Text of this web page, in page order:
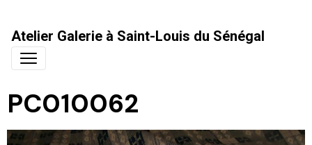
Atelier Galerie à Saint-Louis du Sénégal
PC010062